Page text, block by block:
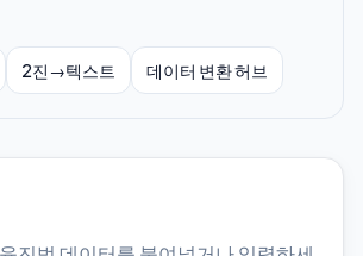
2진→텍스트 데이터 변환 허브